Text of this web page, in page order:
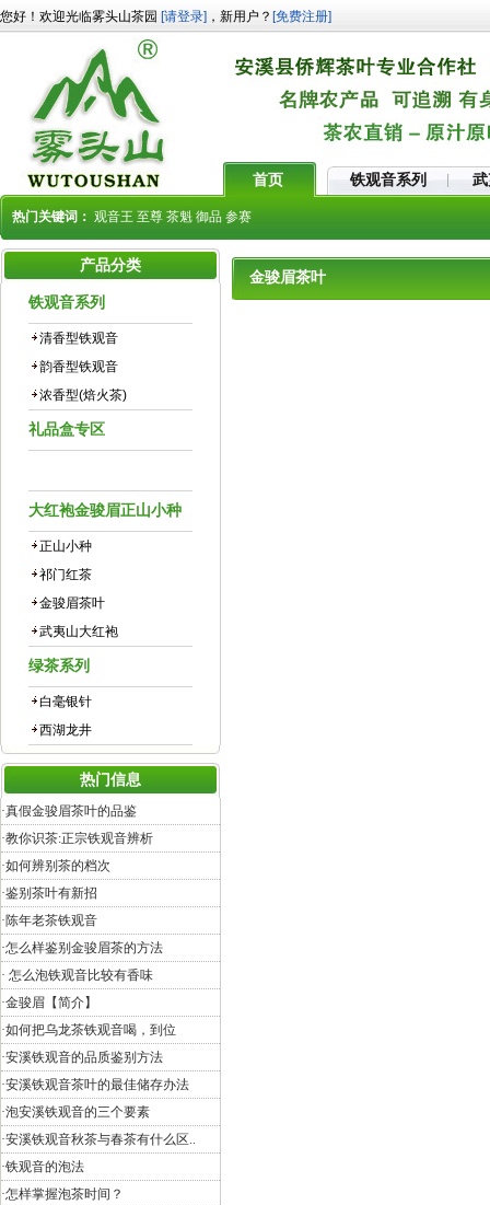
您好！欢迎光临雾头山茶园 [请登录] ，新用户？ [免费注册]
首页 铁观音系列
热门关键词： 观音王 至尊 茶魁 御品 参赛
产品分类
铁观音系列
清香型铁观音
韵香型铁观音
浓香型(焙火茶)
礼品盒专区
大红袍金骏眉正山小种
正山小种
祁门红茶
金骏眉茶叶
武夷山大红袍
绿茶系列
白毫银针
西湖龙井
热门信息
·真假金骏眉茶叶的品鉴
·教你识茶:正宗铁观音辨析
·如何辨别茶的档次
·鉴别茶叶有新招
·陈年老茶铁观音
·怎么样鉴别金骏眉茶的方法
· 怎么泡铁观音比较有香味
·金骏眉【简介】
·如何把乌龙茶铁观音喝，到位
·安溪铁观音的品质鉴别方法
·安溪铁观音茶叶的最佳储存办法
·泡安溪铁观音的三个要素
·安溪铁观音秋茶与春茶有什么区..
·铁观音的泡法
·怎样掌握泡茶时间？
金骏眉茶叶